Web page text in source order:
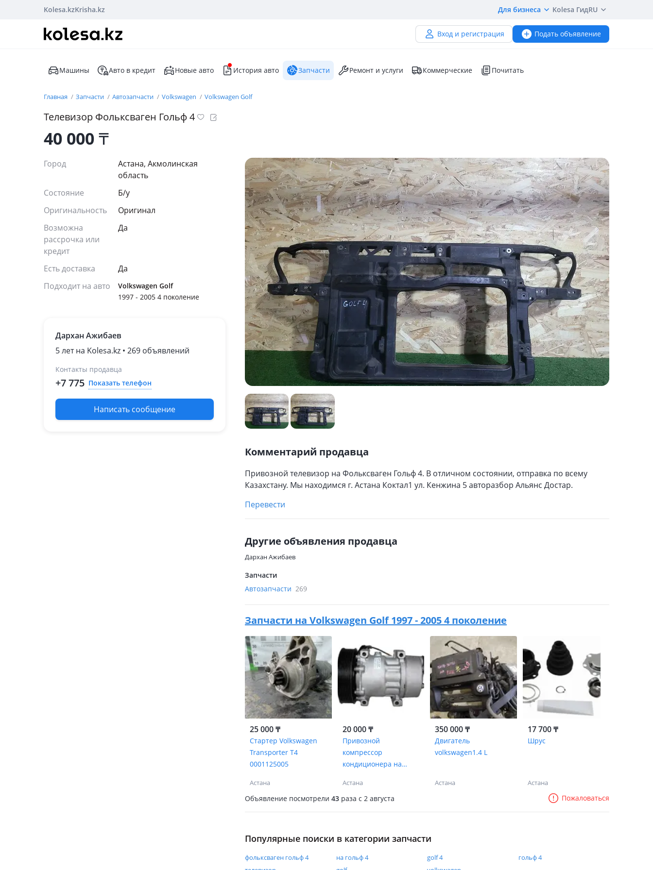
Kolesa.kzKrisha.kz Для бизнеса Kolesa ГидRU
Вход и регистрация Подать объявление
Машины Авто в кредит Новые авто История авто Запчасти Ремонт и услуги Коммерческие Почитать
Главная Запчасти Автозапчасти Volkswagen Volkswagen Golf
Телевизор Фольксваген Гольф 4
40 000₸
Город
Астана, Акмолинская
область
Состояние
Б/y
Оригинальность
Оригинал
Возможна
рассрочка или
кредит
Да
Есть доставка
Да
Подходит на авто
Volkswagen Golf
1997 - 2005 4 поколение
Дархан Ажибаев
5 лет на Kolesa.kz • 269 объявлений
Контакты продавца
+7 775 Показать телефон
Написать сообщение
Комментарий продавца
Привозной телевизор на Фольксваген Гольф 4. В отличном состоянии, отправка по всему
Казахстану. Мы находимся г. Астана Коктал1 ул. Кенжина 5 авторазбор Альянс Достар.
Перевести
Другие объявления продавца
Дархан Ажибаев
Запчасти
Автозапчасти 269
Запчасти на Volkswagen Golf 1997 - 2005 4 поколение
25 000 ₸
Стартер Volkswagen
Transporter T4
0001125005
Астана
20 000 ₸
Привозной
компрессор
кондиционера на
Астана
350 000 ₸
Двигатель
volkswagen1.4 L
Астана
17 700 ₸
Шрус
Астана
Объявление посмотрели 43 раза c 2 августа Пожаловаться
Популярные поиски в категории запчасти
фольксваген гольф 4 на гольф 4 golf 4
гольф 4